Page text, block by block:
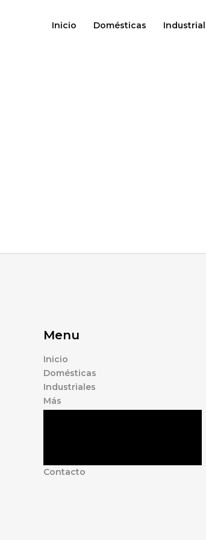
Inicio Domésticas
Menu
Inicio
Domésticas
Industriales
Más
Contacto